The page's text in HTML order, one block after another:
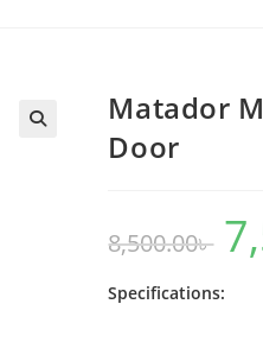
Matador
Door
8,500.00৳ price
was:
Specifications: